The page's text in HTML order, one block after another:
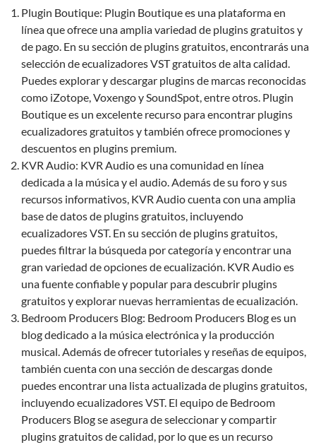
Plugin Boutique: Plugin Boutique es una plataforma en
línea que ofrece una amplia variedad de plugins gratuitos y
de pago. En su sección de plugins gratuitos, encontrarás una
selección de ecualizadores VST gratuitos de alta calidad.
Puedes explorar y descargar plugins de marcas reconocidas
como iZotope, Voxengo y SoundSpot, entre otros. Plugin
Boutique es un excelente recurso para encontrar plugins
ecualizadores gratuitos y también ofrece promociones y
descuentos en plugins premium.
KVR Audio: KVR Audio es una comunidad en línea
dedicada a la música y el audio. Además de su foro y sus
recursos informativos, KVR Audio cuenta con una amplia
base de datos de plugins gratuitos, incluyendo
ecualizadores VST. En su sección de plugins gratuitos,
puedes filtrar la búsqueda por categoría y encontrar una
gran variedad de opciones de ecualización. KVR Audio es
una fuente confiable y popular para descubrir plugins
gratuitos y explorar nuevas herramientas de ecualización.
Bedroom Producers Blog: Bedroom Producers Blog es un
blog dedicado a la música electrónica y la producción
musical. Además de ofrecer tutoriales y reseñas de equipos,
también cuenta con una sección de descargas donde
puedes encontrar una lista actualizada de plugins gratuitos,
incluyendo ecualizadores VST. El equipo de Bedroom
Producers Blog se asegura de seleccionar y compartir
plugins gratuitos de calidad, por lo que es un recurso